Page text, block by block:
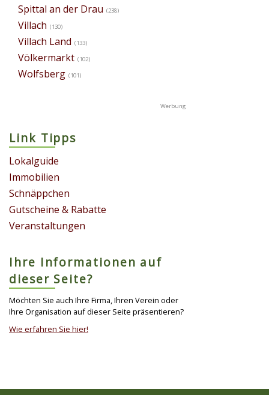
Spittal an der Drau (238)
Villach (130)
Villach Land (133)
Völkermarkt (102)
Wolfsberg (101)
Link Tipps
Lokalguide
Immobilien
Schnäppchen
Gutscheine & Rabatte
Veranstaltungen
Ihre Informationen auf
dieser Seite?
Möchten Sie auch Ihre Firma, Ihren Verein oder
Ihre Organisation auf dieser Seite präsentieren?
Wie erfahren Sie hier!